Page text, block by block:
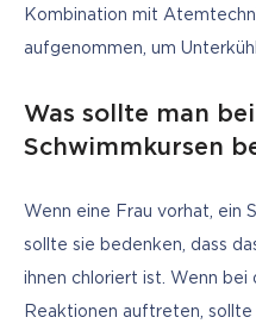
Kombination mit
aufgenommen, um
Was sollte man
Schwimmkursen
Wenn eine Frau vorhat, ein
sollte sie bedenken, dass
ihnen chloriert ist. Wenn bei
Reaktionen auftreten, sollte